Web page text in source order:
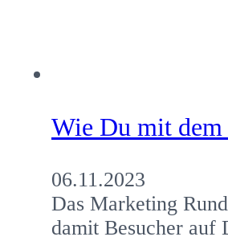
Wie Du mit dem
06.11.2023
Das Marketing
damit Besucher